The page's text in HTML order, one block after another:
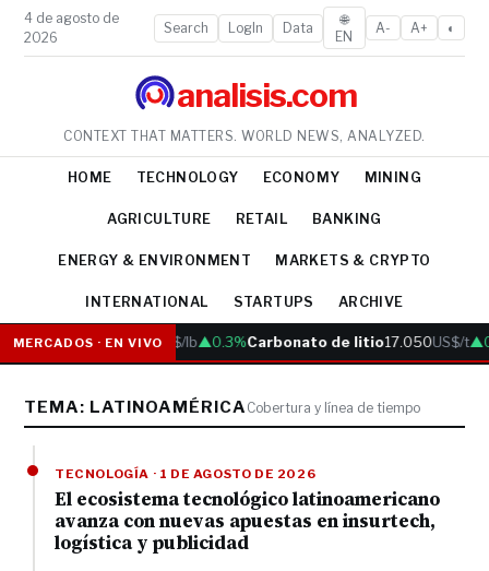
4 de agosto de
2026
Search LogIn Data
🌐
EN
A- A+ ◐
analisis.com
CONTEXT THAT MATTERS. WORLD NEWS, ANALYZED.
HOME TECHNOLOGY ECONOMY MINING
AGRICULTURE RETAIL BANKING
ENERGY & ENVIRONMENT MARKETS & CRYPTO
INTERNATIONAL STARTUPS ARCHIVE
MERCADOS · EN VIVO
Cobre6.05US$/lb▲0.3%Carbonato de litio17.050US$/t
TEMA: LATINOAMÉRICA Cobertura y línea de tiempo
TECNOLOGÍA · 1 DE AGOSTO DE 2026
El ecosistema tecnológico latinoamericano
avanza con nuevas apuestas en insurtech,
logística y publicidad